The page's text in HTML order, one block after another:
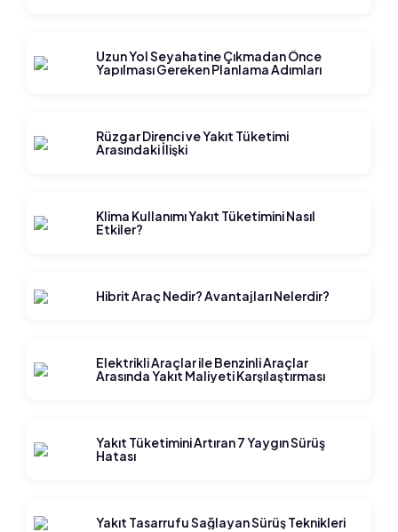
Uzun Yol Seyahatine Çıkmadan Önce
Yapılması Gereken Planlama Adımları
Rüzgar Direnci ve Yakıt Tüketimi
Arasındaki İlişki
Klima Kullanımı Yakıt Tüketimini Nasıl
Etkiler?
Hibrit Araç Nedir? Avantajları Nelerdir?
Elektrikli Araçlar ile Benzinli Araçlar
Arasında Yakıt Maliyeti Karşılaştırması
Yakıt Tüketimini Artıran 7 Yaygın Sürüş
Hatası
Yakıt Tasarrufu Sağlayan Sürüş Teknikleri